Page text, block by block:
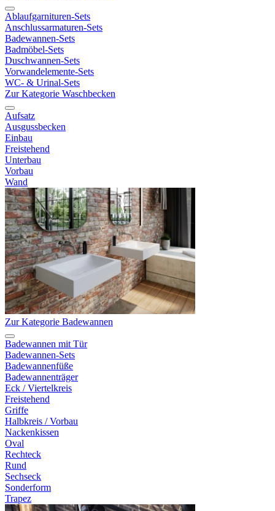
Ablaufgarnituren-Sets
Anschlussarmaturen-Sets
Badewannen-Sets
Badmöbel-Sets
Duschwannen-Sets
Vorwandelemente-Sets
WC- & Urinal-Sets
Zur Kategorie Waschbecken
Aufsatz
Ausgussbecken
Einbau
Freistehend
Unterbau
Vorbau
Wand
Zur Kategorie Badewannen
Badewannen mit Tür
Badewannen-Sets
Badewannenfüße
Badewannenträger
Eck / Viertelkreis
Freistehend
Griffe
Halbkreis / Vorbau
Nackenkissen
Oval
Rechteck
Rund
Sechseck
Sonderform
Trapez